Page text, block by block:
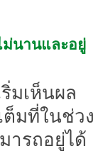
ม่นานและอยู่
มเห็นผล
ต็มที่ในช่วง
ารถอยู่ได้